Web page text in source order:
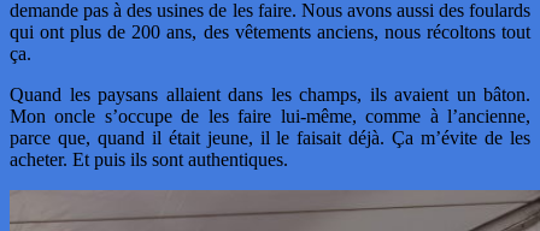
demande pas à des usines de les faire. Nous avons aussi des foulards
qui ont plus de 200 ans, des vêtements anciens, nous récoltons tout
ça.
Quand les paysans allaient dans les champs, ils avaient un bâton.
Mon oncle s’occupe de les faire lui-même, comme à l’ancienne,
parce que, quand il était jeune, il le faisait déjà. Ça m’évite de les
acheter. Et puis ils sont authentiques.